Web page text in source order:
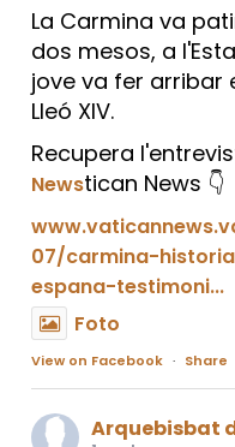
La Carmina va
dos mesos, a
jove va fer arribar
Lleó XIV.
Recupera
Newstican News 👇
07/carmina-
espana-testimoni...
Foto
View on Facebook · Share
Arquebisbat